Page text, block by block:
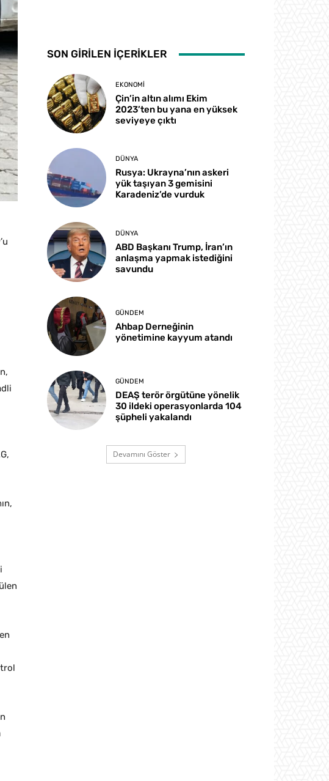
SON GİRİLEN İÇERİKLER
EKONOMI
Çin’in altın alımı Ekim
2023’ten bu yana en yüksek
seviyeye çıktı
DÜNYA
Rusya: Ukrayna’nın askeri
yük taşıyan 3 gemisini
Karadeniz’de vurduk
DÜNYA
ABD Başkanı Trump, İran’ın
anlaşma yapmak istediğini
savundu
GÜNDEM
Ahbap Derneğinin
yönetimine kayyum atandı
GÜNDEM
DEAŞ terör örgütüne yönelik
30 ildeki operasyonlarda 104
şüpheli yakalandı
Devamını Göster